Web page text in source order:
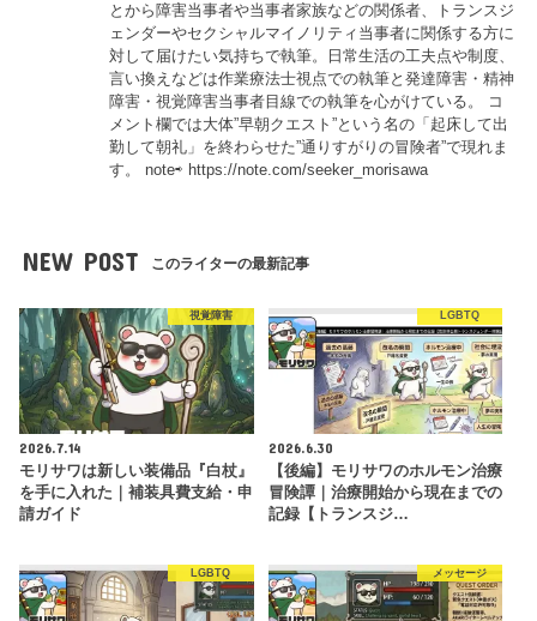
とから障害当事者や当事者家族などの関係者、トランスジ
ェンダーやセクシャルマイノリティ当事者に関係する方に
対して届けたい気持ちで執筆。日常生活の工夫点や制度、
言い換えなどは作業療法士視点での執筆と発達障害・精神
障害・視覚障害当事者目線での執筆を心がけている。 コ
メント欄では大体”早朝クエスト”という名の「起床して出
勤して朝礼」を終わらせた”通りすがりの冒険者”で現れま
す。 note⇨ https://note.com/seeker_morisawa
NEW POST このライターの最新記事
視覚障害
2026.7.14
モリサワは新しい装備品『白杖』
を手に入れた｜補装具費支給・申
請ガイド
LGBTQ
2026.6.30
【後編】モリサワのホルモン治療
冒険譚｜治療開始から現在までの
記録【トランスジ…
LGBTQ メッセージ